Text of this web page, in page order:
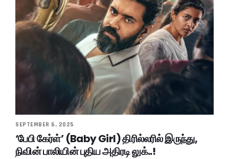
SEPTEMBER 6, 2025
‘பேபி கேர்ள்’ (Baby Girl) திரில்லரில் இருந்து,
நிவின் பாலியின் புதிய அதிரடி லுக்..!